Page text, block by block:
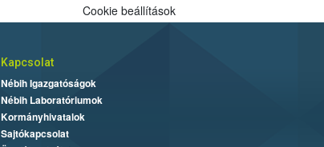
Cookie beállítások
Kapcsolat
Nébih Igazgatóságok
Nébih Laboratóriumok
Kormányhivatalok
Sajtókapcsolat